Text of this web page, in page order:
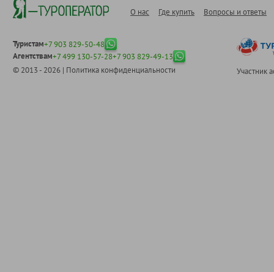
О нас Где купить Вопросы и ответы
Туристам+7 903 829-50-48
Агентствам+7 499 130-57-28+7 903 829-49-13
© 2013 - 2026 | Политика конфиденциальности Участник